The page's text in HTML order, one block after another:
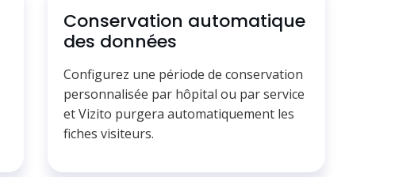
Conservation automatique
des données
Configurez une période de conservation
personnalisée par hôpital ou par service
et Vizito purgera automatiquement les
fiches visiteurs.